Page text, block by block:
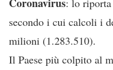
: lo
secondo i cui calcoli i
milioni (1.283.510).
Il Paese più colpito al